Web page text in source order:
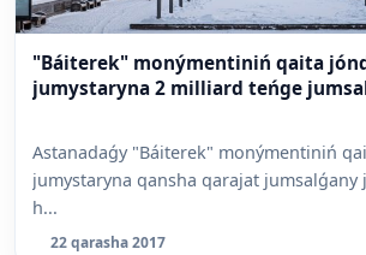
"Báiterek" monýmentiniń qaita
jumystaryna 2 milliard teńge
Astanadaǵy "Báiterek" monýmentiniń
jumystaryna qansha qarajat jumsalǵany
h...
22 qarasha 2017